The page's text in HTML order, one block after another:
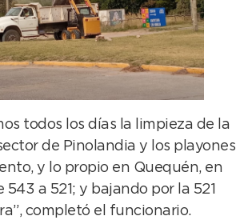
todos los días la limpieza de la
de Pinolandia y los playones
y lo propio en Quequén, en
543 a 521; y bajando por la 521
completó el funcionario.